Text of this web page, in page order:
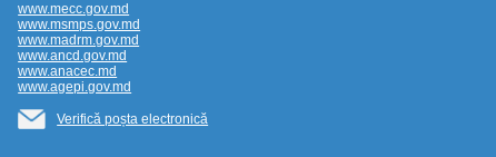
www.mecc.gov.md
www.msmps.gov.md
www.madrm.gov.md
www.ancd.gov.md
www.anacec.md
www.agepi.gov.md
Verifică poșta electronică